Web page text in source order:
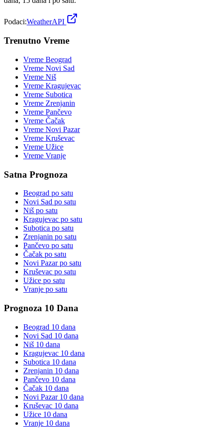
Podaci:WeatherAPI
Trenutno Vreme
Vreme Beograd
Vreme Novi Sad
Vreme Niš
Vreme Kragujevac
Vreme Subotica
Vreme Zrenjanin
Vreme Pančevo
Vreme Čačak
Vreme Novi Pazar
Vreme Kruševac
Vreme Užice
Vreme Vranje
Satna Prognoza
Beograd po satu
Novi Sad po satu
Niš po satu
Kragujevac po satu
Subotica po satu
Zrenjanin po satu
Pančevo po satu
Čačak po satu
Novi Pazarpo satu
Kruševac po satu
Užice po satu
Vranje po satu
Prognoza 10 Dana
Beograd 10 dana
Novi Sad 10 dana
Niš 10 dana
Kragujevac 10 dana
Subotica 10 dana
Zrenjanin 10 dana
Pančevo 10 dana
Čačak 10 dana
Novi Pazar10 dana
Kruševac 10 dana
Užice 10 dana
Vranje 10 dana